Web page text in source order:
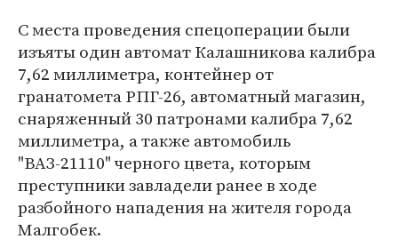
С места проведения спецоперации были
изъяты один автомат Калашникова калибра
7,62 миллиметра, контейнер от
гранатомета РПГ-26, автоматный магазин,
снаряженный 30 патронами калибра 7,62
миллиметра, а также автомобиль
"ВАЗ-21110" черного цвета, которым
преступники завладели ранее в ходе
разбойного нападения на жителя города
Малгобек.